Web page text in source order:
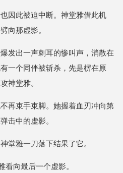
因此被迫中断。神堂雅借此机
向那虚影。
发出一声刺耳的惨叫声，消散在
一个同伴被斩杀，先是楞在原
神堂雅。
再束手束脚。她握着血刃冲向第
击中的虚影。
堂雅一刀落下结果了它。
看向最后一个虚影。